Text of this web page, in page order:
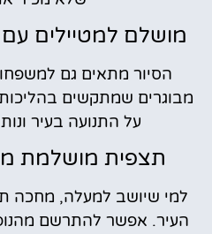
מושלם למטיילים עם
הסיור מתאים גם
מבוגרים שמתקשים
על התנועה בעיר
תצפית מושלמת
למי שיושב למעלה, מחכה
העיר. אפשר להתרשם